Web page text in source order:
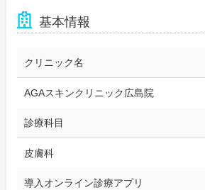
基本情報
クリニック名
AGAスキンクリニック広島院
診療科目
皮膚科
導入オンライン診療アプリ